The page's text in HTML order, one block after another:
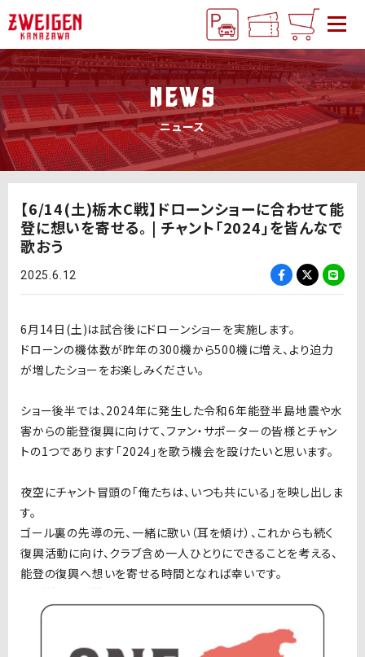
NEWS
ニュース
【6/14(土)栃木C戦】ドローンショーに合わせて能
登に想いを寄せる。 | チャント「2024」を皆んなで
歌おう
2025.6.12
6月14日(土)は試合後にドローンショーを実施します。
ドローンの機体数が昨年の300機から500機に増え、より迫力
が増したショーをお楽しみください。
ショー後半では、2024年に発生した令和6年能登半島地震や水
害からの能登復興に向けて、ファン・サポーターの皆様とチャン
トの1つであります「2024」を歌う機会を設けたいと思います。
夜空にチャント冒頭の「俺たちは、いつも共にいる」を映し出しま
す。
ゴール裏の先導の元、一緒に歌い（耳を傾け）、これからも続く
復興活動に向け、クラブ含め一人ひとりにできることを考える、
能登の復興へ想いを寄せる時間となれば幸いです。